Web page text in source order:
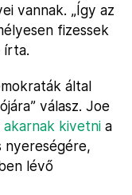
vannak. „Így az
fizessek
írta.
által
válasz. Joe
kivetni a
nyereségére,
lévő